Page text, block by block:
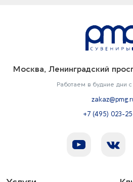
Москва, Ленинградский
Работаем в будние дни с
+7 (495) 023-